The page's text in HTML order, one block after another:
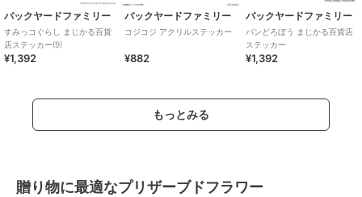
バックヤードファミリー
すみっコぐらし まじかる百貨
店ステッカー(9)
¥1,392
バックヤードファミリー
コジコジ アクリルステッカー
¥882
バックヤードファミリー
パンどろぼう まじかる百貨店
ステッカー
¥1,392
もっとみる
贈り物に最適なプリザーブドフラワー